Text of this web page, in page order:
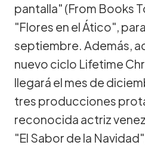
pantalla" (From Books
"Flores en el Ático",
septiembre. Además,
nuevo ciclo Lifetime
llegará el mes de
tres producciones
reconocida actriz
"El Sabor de la